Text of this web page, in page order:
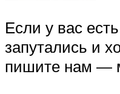
Если у вас
запутались и
пишите нам —